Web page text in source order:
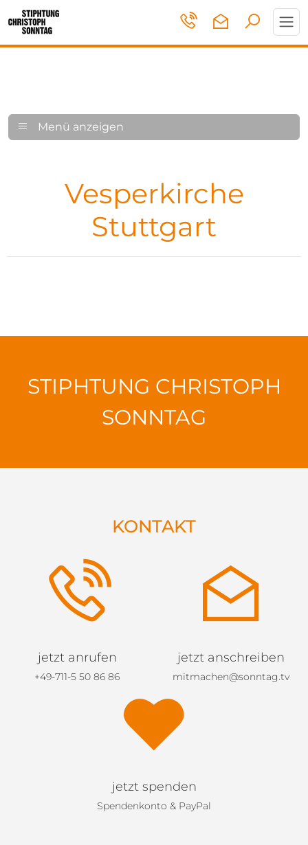
Menü anzeigen
Vesperkirche
Stuttgart
STIPHTUNG CHRISTOPH
SONNTAG
KONTAKT
jetzt anrufen
+49-711-5 50 86 86
jetzt anschreiben
mitmachen@sonntag.tv
jetzt spenden
Spendenkonto & PayPal